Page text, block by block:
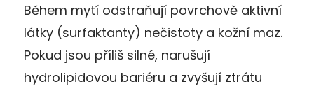
Během mytí odstraňují povrchově aktivní
látky (surfaktanty) nečistoty a kožní maz.
Pokud jsou příliš silné, narušují
hydrolipidovou bariéru a zvyšují ztrátu